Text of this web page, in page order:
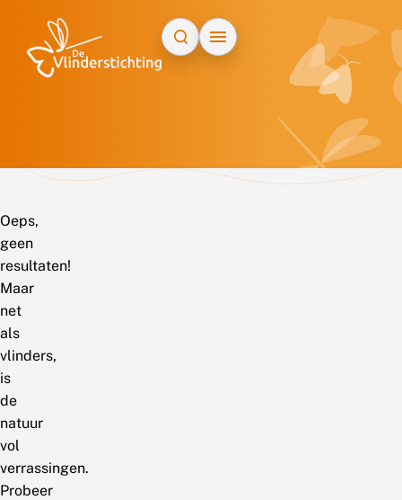
Oeps,
geen
resultaten!
Maar
net
als
vlinders,
is
de
natuur
vol
verrassingen.
Probeer